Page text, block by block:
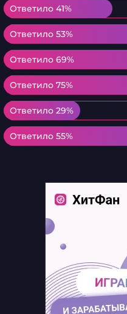
Ответило 41%
Ответило 41%
Ответило 53%
Ответило 53%
Ответило 69%
Ответило 69%
Ответило 75%
Ответило 75%
Ответило 29%
Ответило 29%
Ответило 55%
Ответило 55%